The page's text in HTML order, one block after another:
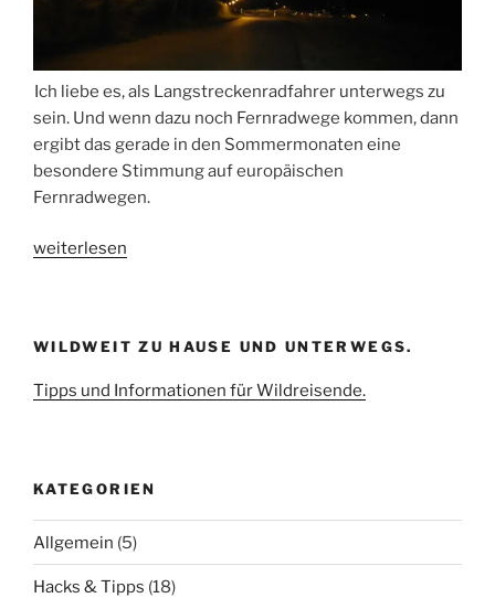
Ich liebe es, als Langstreckenradfahrer unterwegs zu
sein. Und wenn dazu noch Fernradwege kommen, dann
ergibt das gerade in den Sommermonaten eine
besondere Stimmung auf europäischen
Fernradwegen.
„Langstreckenradfahrer“
weiterlesen
WILDWEIT ZU HAUSE UND UNTERWEGS.
Tipps und Informationen für Wildreisende.
KATEGORIEN
Allgemein (5)
Hacks & Tipps (18)